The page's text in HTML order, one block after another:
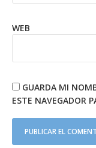
WEB
GUARDA MI
ESTE NAVEGADOR